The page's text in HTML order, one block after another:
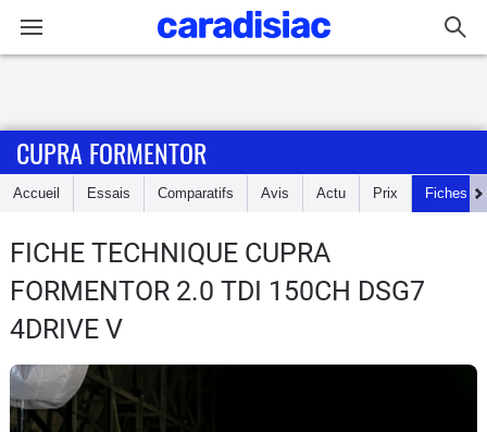
Accueil
Essais
Guide
d'achat
Electriques
CUPRA FORMENTOR
Accueil Essais Comparatifs Avis Actu Prix Fiches
FICHE TECHNIQUE CUPRA
FORMENTOR 2.0 TDI 150CH DSG7
4DRIVE V